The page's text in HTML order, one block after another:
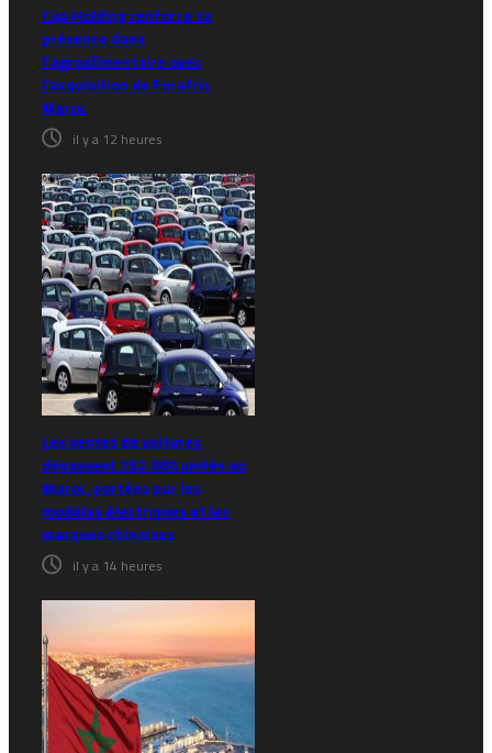
Cap Holding renforce sa
présence dans
l’agroalimentaire avec
l’acquisition de Forafric
Maroc
il y a 12 heures
Les ventes de voitures
dépassent 152.000 unités au
Maroc, portées par les
modèles électriques et les
marques chinoises
il y a 14 heures